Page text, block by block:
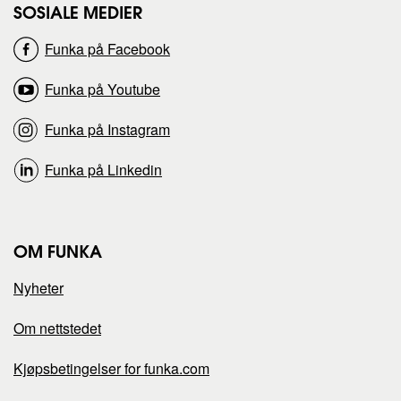
s
i
d
e
n
SOSIALE MEDIER
Funka på Facebook
Funka på Youtube
Funka på Instagram
Funka på Linkedin
OM FUNKA
Nyheter
Om nettstedet
Kjøpsbetingelser for funka.com